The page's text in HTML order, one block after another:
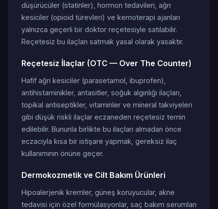
düşürücüler (statinler), hormon tedavileri, ağrı
kesiciler (opioid türevleri) ve kemoterapi ajanları
yalnızca geçerli bir doktor reçetesiyle satılabilir.
Reçetesiz bu ilaçları satmak yasal olarak yasaktır.
Reçetesiz İlaçlar (OTC — Over The Counter)
Hafif ağrı kesiciler (parasetamol, ibuprofen),
antihistaminikler, antasitler, soğuk algınlığı ilaçları,
topikal antiseptikler, vitaminler ve mineral takviyeleri
gibi düşük riskli ilaçlar eczaneden reçetesiz temin
edilebilir. Bununla birlikte bu ilaçları almadan önce
eczacıyla kısa bir istişare yapmak, gereksiz ilaç
kullanımının önüne geçer.
Dermokozmetik ve Cilt Bakım Ürünleri
Hipoalerjenik kremler, güneş koruyucular, akne
tedavisi için özel formülasyonlar, saç bakım serumları